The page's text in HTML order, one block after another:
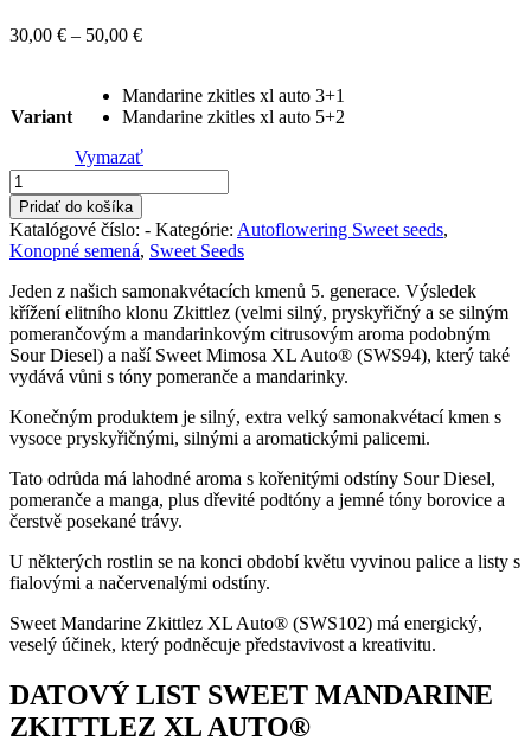
30,00 € – 50,00 €Price
through
50,00 €
Variant
Mandarine zkitles xl auto 3+1
Mandarine zkitles xl auto 5+2
Vymazať
množstvo
Sweet
Mandarine
Zkittlez
XL
Auto®
Pridať do košíka
Katalógové číslo: - Kategórie: Autoflowering Sweet seeds,
Konopné semená, Sweet Seeds
Jeden z našich samonakvétacích kmenů 5. generace. Výsledek
křížení elitního klonu Zkittlez (velmi silný, pryskyřičný a se silným
pomerančovým a mandarinkovým citrusovým aroma podobným
Sour Diesel) a naší Sweet Mimosa XL Auto® (SWS94), který také
vydává vůni s tóny pomeranče a mandarinky.
Konečným produktem je silný, extra velký samonakvétací kmen s
vysoce pryskyřičnými, silnými a aromatickými palicemi.
Tato odrůda má lahodné aroma s kořenitými odstíny Sour Diesel,
pomeranče a manga, plus dřevité podtóny a jemné tóny borovice a
čerstvě posekané trávy.
U některých rostlin se na konci období květu vyvinou palice a listy s
fialovými a načervenalými odstíny.
Sweet Mandarine Zkittlez XL Auto® (SWS102) má energický,
veselý účinek, který podněcuje představivost a kreativitu.
DATOVÝ LIST SWEET MANDARINE
ZKITTLEZ XL AUTO®